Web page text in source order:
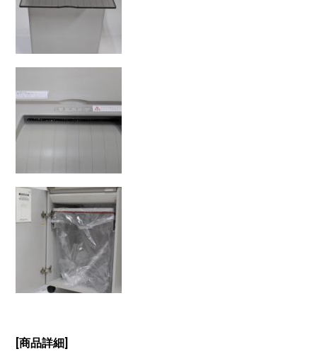
[商品詳細]